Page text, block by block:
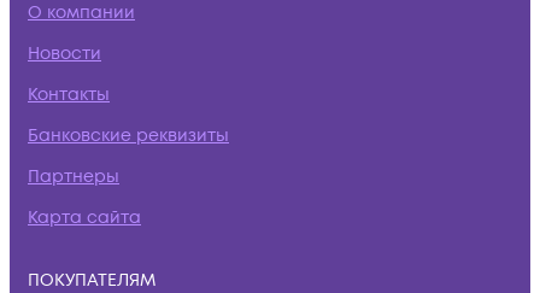
О компании
Новости
Контакты
Банковские реквизиты
Партнеры
Карта сайта
ПОКУПАТЕЛЯМ